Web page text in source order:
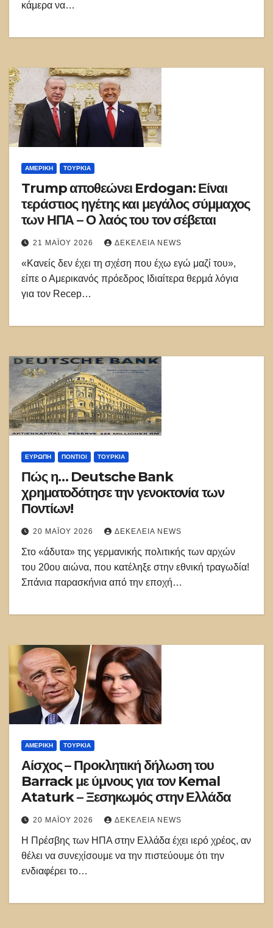
κάμερα να…
ΑΜΕΡΙΚΉ ΤΟΥΡΚΊΑ
Trump αποθεώνει Erdogan: Είναι
τεράστιος ηγέτης και μεγάλος σύμμαχος
των ΗΠΑ – Ο λαός του τον σέβεται
21 ΜΑΪ́ΟΥ 2026 ΔΕΚΈΛΕΙΑ NEWS
«Κανείς δεν έχει τη σχέση που έχω εγώ μαζί του»,
είπε ο Αμερικανός πρόεδρος Ιδιαίτερα θερμά λόγια
για τον Recep…
ΕΥΡΏΠΗ ΠΌΝΤΙΟΙ ΤΟΥΡΚΊΑ
Πώς η… Deutsche Bank
χρηματοδότησε την γενοκτονία των
Ποντίων!
20 ΜΑΪ́ΟΥ 2026 ΔΕΚΈΛΕΙΑ NEWS
Στο «άδυτα» της γερμανικής πολιτικής των αρχών
του 20ου αιώνα, που κατέληξε στην εθνική τραγωδία!
Σπάνια παρασκήνια από την εποχή…
ΑΜΕΡΙΚΉ ΤΟΥΡΚΊΑ
Αίσχος – Προκλητική δήλωση του
Barrack με ύμνους για τον Kemal
Ataturk – Ξεσηκωμός στην Ελλάδα
20 ΜΑΪ́ΟΥ 2026 ΔΕΚΈΛΕΙΑ NEWS
Η Πρέσβης των ΗΠΑ στην Ελλάδα έχει ιερό χρέος, αν
θέλει να συνεχίσουμε να την πιστεύουμε ότι την
ενδιαφέρει το…